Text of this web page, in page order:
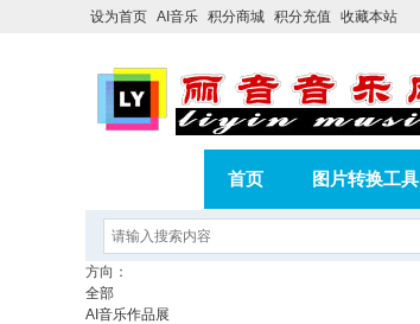
设为首页 AI音乐 积分商城 积分充值 收藏本站
首页 图片转换工具
方向：
全部
AI音乐作品展